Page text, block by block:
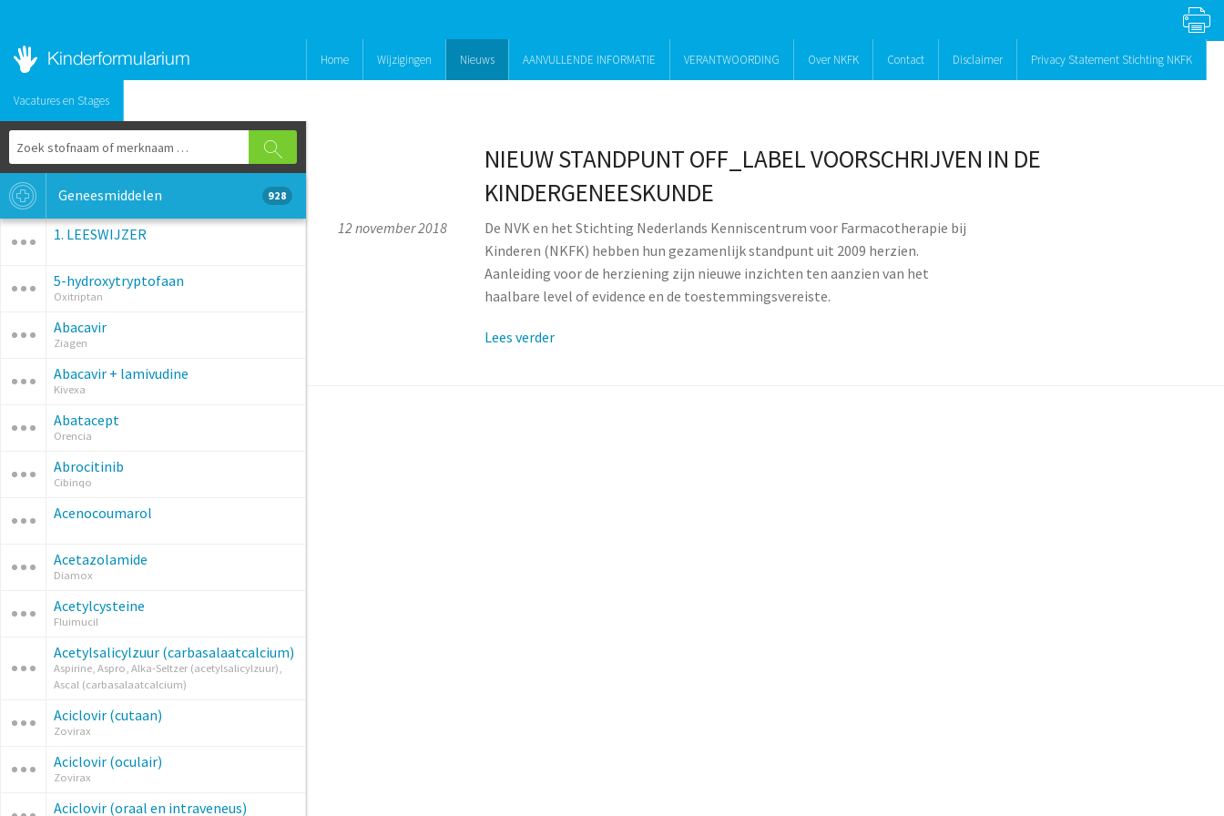
Home Wijzigingen Nieuws AANVULLENDE INFORMATIE VERANTWOORDING Over NKFK Contact Disclaimer Privacy Statement Stichting NKFK
Vacatures en Stages
Geneesmiddelen 928
1. LEESWIJZER
5-hydroxytryptofaan
Oxitriptan
Abacavir
Ziagen
Abacavir + lamivudine
Kivexa
Abatacept
Orencia
Abrocitinib
Cibinqo
Acenocoumarol
Acetazolamide
Diamox
Acetylcysteine
Fluimucil
Acetylsalicylzuur (carbasalaatcalcium)
Aspirine, Aspro, Alka-Seltzer (acetylsalicylzuur),
Ascal (carbasalaatcalcium)
Aciclovir (cutaan)
Zovirax
Aciclovir (oculair)
Zovirax
Aciclovir (oraal en intraveneus)
NIEUW STANDPUNT OFF_LABEL VOORSCHRIJVEN IN DE
KINDERGENEESKUNDE
12 november 2018
De NVK en het Stichting Nederlands Kenniscentrum voor Farmacotherapie bij
Kinderen (NKFK) hebben hun gezamenlijk standpunt uit 2009 herzien.
Aanleiding voor de herziening zijn nieuwe inzichten ten aanzien van het
haalbare level of evidence en de toestemmingsvereiste.
Lees verder